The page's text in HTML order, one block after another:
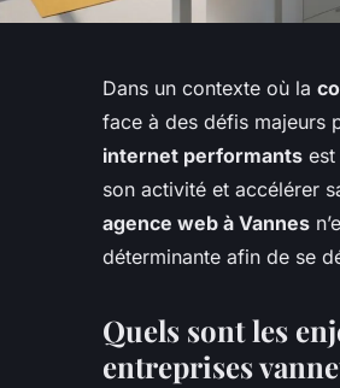
Dans un contexte où la
face à des défis majeurs
internet performants
son activité et accélérer
agence web à Vannes
déterminante afin de se
Quels sont les
entreprises